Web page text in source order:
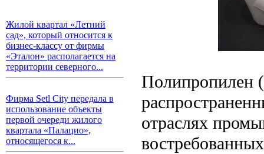
Жилой квартал «Летний
сад», который относится к
бизнес-классу от фирмы
«Эталон» располагается на
территории северного...
Фирма Setl City передала в
использование объекты
первой очереди жилого
квартала «Палацио»,
относящегося к...
Полипропилен
отраслях